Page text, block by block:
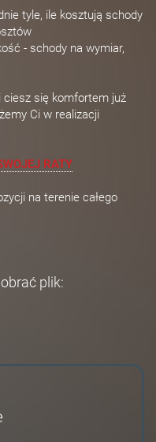
tyle, ile kosztują schody
- schody na wymiar,
ciesz się komfortem już
Ci w realizacji
RATY
na terenie całego
plik: